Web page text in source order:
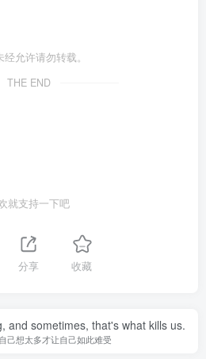
允许请勿转载。
THE END
就支持一下吧
分享 收藏
and sometimes, that's what kills us.
己想太多才让自己如此难受